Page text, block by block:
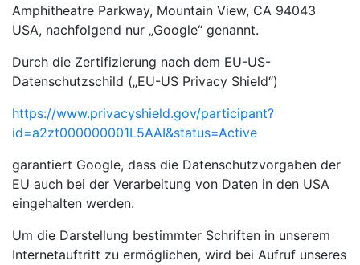
Amphitheatre Parkway, Mountain View, CA 94043
USA, nachfolgend nur „Google“ genannt.
Durch die Zertifizierung nach dem EU-US-
Datenschutzschild („EU-US Privacy Shield“)
https://www.privacyshield.gov/participant?
id=a2zt000000001L5AAI&status=Active
garantiert Google, dass die Datenschutzvorgaben der
EU auch bei der Verarbeitung von Daten in den USA
eingehalten werden.
Um die Darstellung bestimmter Schriften in unserem
Internetauftritt zu ermöglichen, wird bei Aufruf unseres